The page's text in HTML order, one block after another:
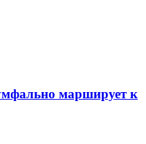
марширует к